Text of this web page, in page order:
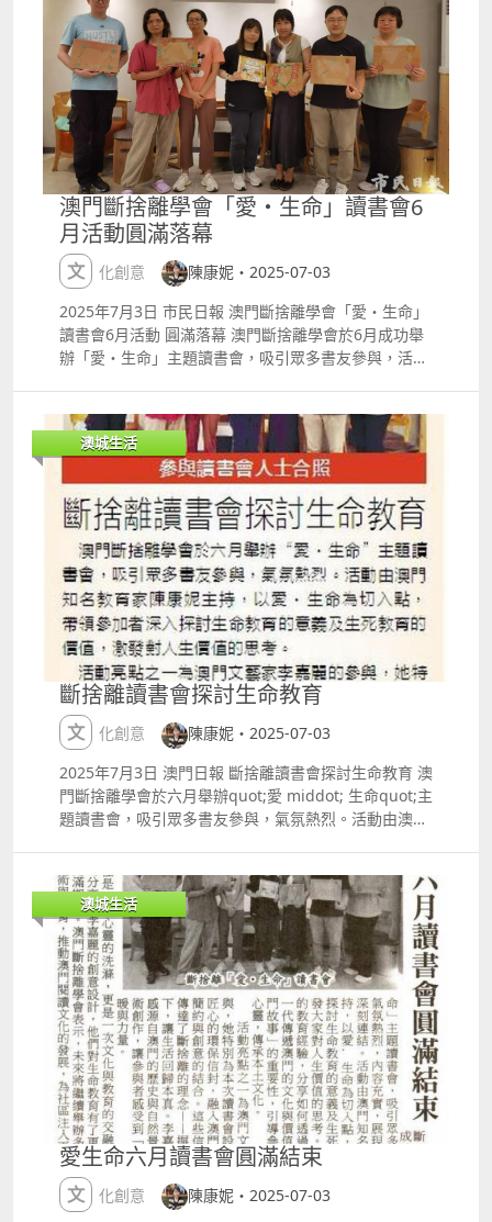
對賓客健康的關懷，讓療愈從身心延續到味蕾。 此次
ldquo;漂浮音療rdquo; 活動，在滙豐保險的全力支持
下，完美詮釋了四季酒店將奢華與健康融為一體的理
念，也彰顯了滙豐保險推廣身心健康的品牌承諾。活動
通過精心設計的環節，讓賓客在寧靜時刻、聲音療愈與
深度連接中，煥發出全新能量，開啟了身心靈的全新旅
程。澳門四季酒店以其獨特的方式，為全球健康日增添
了別具心思的創意，也為賓客們留下了一段美麗的奢享
健康回憶。 筆者為再度參加全球健康日的活動感到高
興，離開酒店時，我步履輕盈，內心充滿著更新重啟的
能量；這場活動，無疑讓我的身心靈享受了一段健康愉
悅的時光。 #澳門四季酒店 #滙豐保險 #量思 #全球健
康日 #漂浮頌缽音療 #FSMacau #FSMacauSpa
#FSWellness #GlobalWellnessDay
#ReconnectMagenta #FloatingSoundBath
#HSBCLife 部分圖片由澳門四季酒店及量思提供
澳門斷捨離學會「愛・生命」讀書會6
月活動圓滿落幕
文化創意
陳康妮・2025-07-03
2025年7月3日 市民日報 澳門斷捨離學會「愛・生命」
讀書會6月活動 圓滿落幕 澳門斷捨離學會於6月成功舉
辦「愛・生命」主題讀書會，吸引眾多書友參與，活動
點，帶領參加者深入探討生命教育的意義及生死教育的
價值，激發大家對人生價值的思考。陳康妮以其豐富的
教育經驗，分享如何透過繪本故事向年輕一代傳遞澳門
的文化與價值，強調「說好澳門故事」的重要性，引導
參與者以閱讀滋養心靈，傳承本土文化。 活動亮點之一
為澳門文藝家李嘉麗的參與，她特別為本次讀書會設計
了一系列獨具匠心的環保信封，融入澳門文化元素，展
現簡約與創意的結合。這些信封不僅實用，更傳達了斷
捨離的理念mdash;mdash;摒棄多餘、珍惜當下，讓生
活回歸本真。李嘉麗表示，設計靈感源自澳門的歷史與
自然景觀，希望透過藝術創作，讓參與者感受到「愛・
生命」的溫暖與力量。 本次活動不僅是一場心靈的洗
滌，更是一次文化與教育的交融。參與者紛紛表示，透
過陳康妮的分享與李嘉麗的創意設計，他們對生命教育
有了更深的體悟，並對澳門的文化傳承充滿期待。澳門
斷捨離學會表示，未來將繼續舉辦多元化的讀書會活
動，結合文學、藝術與教育，推動澳門閱讀文化的發
展，為社區注入更多正能量。
澳城生活
斷捨離讀書會探討生命教育
文化創意
陳康妮・2025-07-03
2025年7月3日 澳門日報 斷捨離讀書會探討生命教育 澳
門斷捨離學會於六月舉辦quot;愛 middot; 生命quot;主
題讀書會，吸引眾多書友參與，氣氛熱烈。活動由澳門
值，激發對人生價值的思考。 活動亮點之一為澳門文藝
家李嘉麗的參與，她特別為是次讀書會設計一系列獨具
匠心的環保信封，融入澳門文化元素，展現簡約與創意
的結合。 參與者表示，透過陳康妮的分享與李嘉麗的創
意設計，對生命教育有更深體悟，並對澳門文化傳承充
滿期待。
澳城生活
愛生命六月讀書會圓滿結束
文化創意
陳康妮・2025-07-03